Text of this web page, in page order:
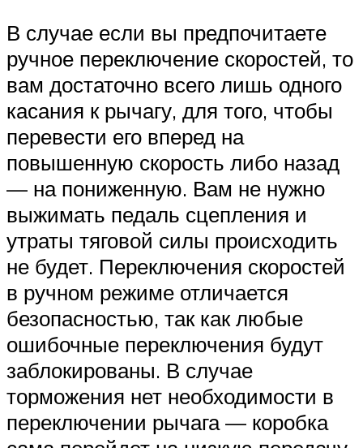
В случае если вы предпочитаете
ручное переключение скоростей, то
вам достаточно всего лишь одного
касания к рычагу, для того, чтобы
перевести его вперед на
повышенную скорость либо назад
— на пониженную. Вам не нужно
выжимать педаль сцепления и
утраты тяговой силы происходить
не будет. Переключения скоростей
в ручном режиме отличается
безопасностью, так как любые
ошибочные переключения будут
заблокированы. В случае
торможения нет необходимости в
переключении рычага — коробка